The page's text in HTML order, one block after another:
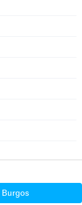
Burgos